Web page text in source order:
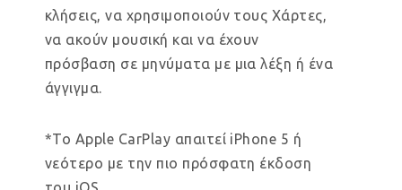
κλήσεις, να χρησιμοποιούν τους Χάρτες,
να ακούν μουσική και να έχουν
πρόσβαση σε μηνύματα με μια λέξη ή ένα
άγγιγμα.
*Το Apple CarPlay απαιτεί iPhone 5 ή
νεότερο με την πιο πρόσφατη έκδοση